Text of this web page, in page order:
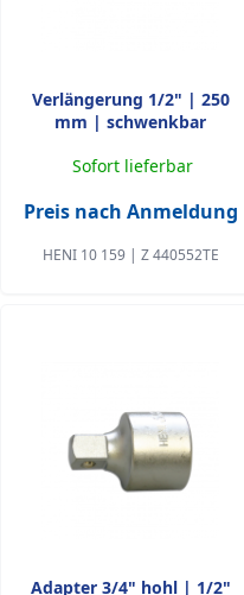
Verlängerung 1/2" | 250
mm | schwenkbar
Sofort lieferbar
Preis nach Anmeldung
HENI 10 159 | Z 440552TE
Adapter 3/4" hohl | 1/2"